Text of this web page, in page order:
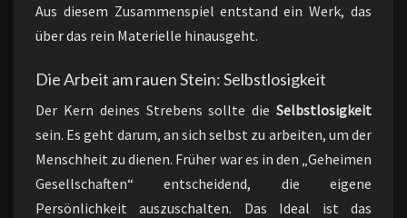
Aus diesem Zusammenspiel entstand ein Werk, das
über das rein Materielle hinausgeht.
Die Arbeit am rauen Stein: Selbstlosigkeit
Der Kern deines Strebens sollte die Selbstlosigkeit
sein. Es geht darum, an sich selbst zu arbeiten, um der
Menschheit zu dienen. Früher war es in den „Geheimen
Gesellschaften“ entscheidend, die eigene
Persönlichkeit auszuschalten. Das Ideal ist das